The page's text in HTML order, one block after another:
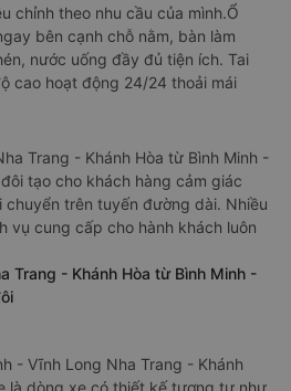
chỉnh theo nhu cầu của mình.Ổ
bên cạnh chỗ nằm, bàn làm
nước uống đầy đủ tiện ích. Tai
cao hoạt động 24/24 thoải mái
Trang - Khánh Hòa từ Bình Minh -
tạo cho khách hàng cảm giác
trên tuyến đường dài. Nhiều
vụ cung cấp cho hành khách luôn
Trang - Khánh Hòa từ Bình Minh -
- Vĩnh Long Nha Trang - Khánh
là dòng xe có thiết kế tương tự như